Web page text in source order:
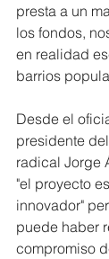
presta a un
los fondos,
en realidad
barrios
Desde el
presidente
radical Jorge
"el proyecto
innovador"
puede haber
compromiso